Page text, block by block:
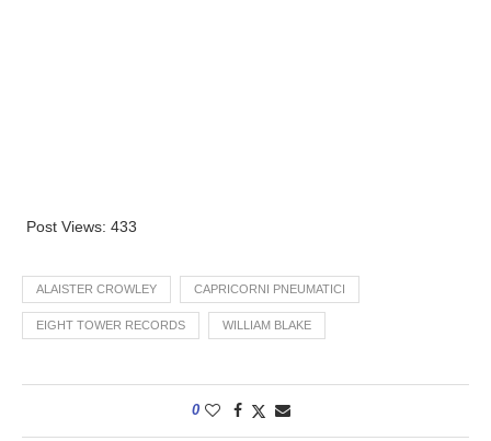
Post Views: 433
ALAISTER CROWLEY CAPRICORNI PNEUMATICI
EIGHT TOWER RECORDS WILLIAM BLAKE
0